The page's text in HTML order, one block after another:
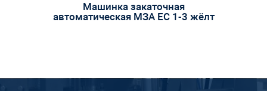
Машинка закаточная
автоматическая МЗА ЕС 1-3 жёлт